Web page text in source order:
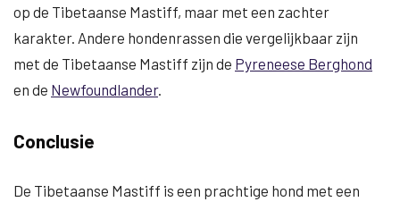
op de Tibetaanse Mastiff, maar met een zachter
karakter. Andere hondenrassen die vergelijkbaar zijn
met de Tibetaanse Mastiff zijn de Pyreneese Berghond
en de Newfoundlander.
Conclusie
De Tibetaanse Mastiff is een prachtige hond met een